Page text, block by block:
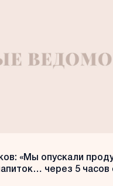
«Мы опускали
через 5 часов